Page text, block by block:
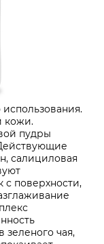
кожи.
пудры
салициловая
поверхности,
зеленого чая,